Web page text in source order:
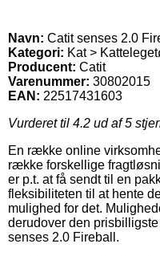
Navn: Catit senses 2.0
Kategori: Kat >
Producent: Catit
Varenummer: 30802015
EAN: 22517431603
Vurderet til 4.2 ud af 5
En række online
række forskellige
er p.t. at få sendt til en
fleksibiliteten til at hente
mulighed for det.
derudover den
senses 2.0 Fireball.